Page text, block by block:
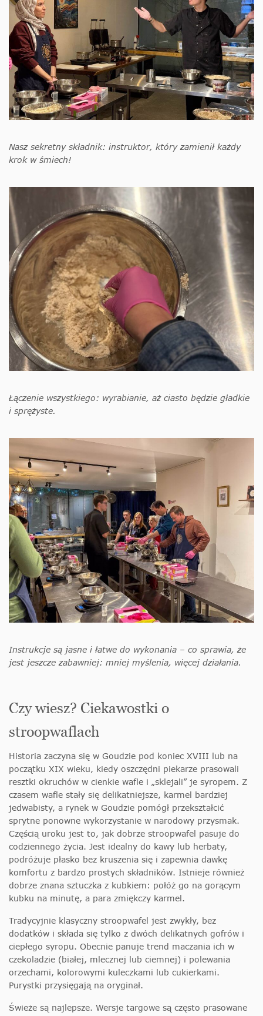
Nasz sekretny składnik: instruktor, który zamienił każdy
krok w śmiech!
Łączenie wszystkiego: wyrabianie, aż ciasto będzie gładkie
i sprężyste.
Instrukcje są jasne i łatwe do wykonania – co sprawia, że
jest jeszcze zabawniej: mniej myślenia, więcej działania.
Czy wiesz? Ciekawostki o
stroopwaflach
Historia zaczyna się w Goudzie pod koniec XVIII lub na
początku XIX wieku, kiedy oszczędni piekarze prasowali
resztki okruchów w cienkie wafle i „sklejali” je syropem. Z
czasem wafle stały się delikatniejsze, karmel bardziej
jedwabisty, a rynek w Goudzie pomógł przekształcić
sprytne ponowne wykorzystanie w narodowy przysmak.
Częścią uroku jest to, jak dobrze stroopwafel pasuje do
codziennego życia. Jest idealny do kawy lub herbaty,
podróżuje płasko bez kruszenia się i zapewnia dawkę
komfortu z bardzo prostych składników. Istnieje również
dobrze znana sztuczka z kubkiem: połóż go na gorącym
kubku na minutę, a para zmiękczy karmel.
Tradycyjnie klasyczny stroopwafel jest zwykły, bez
dodatków i składa się tylko z dwóch delikatnych gofrów i
ciepłego syropu. Obecnie panuje trend maczania ich w
czekoladzie (białej, mlecznej lub ciemnej) i polewania
orzechami, kolorowymi kuleczkami lub cukierkami.
Purystki przysięgają na oryginał.
Świeże są najlepsze. Wersje targowe są często prasowane